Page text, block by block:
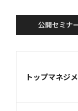
公開セミナ
トップマネジ